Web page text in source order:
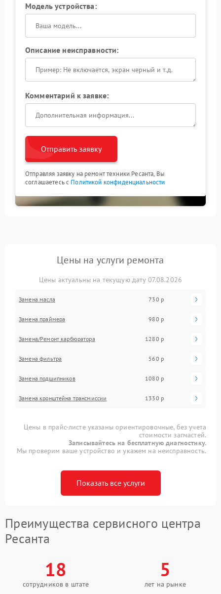
Модель устройства:
Описание неисправности:
Комментарий к заявке:
Отправить заявку
Отправляя заявку на ремонт техники Ресанта, Вы
соглашаетесь с Политикой конфиденциальности
Цены на услуги ремонта
Цены актуальны на текущую дату 07.08.2026
Замена масла 730 р
Замена праймера 980 р
Замена/Pемонт карбюратора 1280 р
Замена фильтра 560 р
Замена подшипников 1080 р
Замена кронштейна трансмиссии 1330 р
Цены в прайс-листе указаны ориентировочные, без учета
стоимости запчастей.
Записывайтесь на бесплатную диагностику.
Мы проверим ваше устройство и укажем на неисправность.
Показать все услуги
Преимущества сервисного центра
Ресанта
18
сотрудников в штате
5
лет на рынке